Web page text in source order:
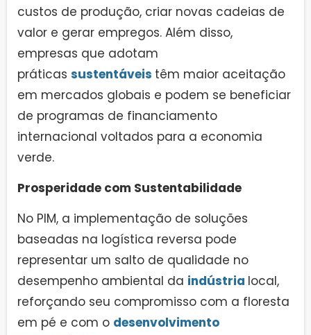
custos de produção, criar novas cadeias de
valor e gerar empregos. Além disso,
empresas que adotam
práticas sustentáveis têm maior aceitação
em mercados globais e podem se beneficiar
de programas de financiamento
internacional voltados para a economia
verde.
Prosperidade com Sustentabilidade
No PIM, a implementação de soluções
baseadas na logística reversa pode
representar um salto de qualidade no
desempenho ambiental da indústria local,
reforçando seu compromisso com a floresta
em pé e com o desenvolvimento